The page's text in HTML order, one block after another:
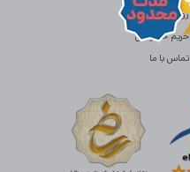
رویه بازگردانی کالا
حریم خصوصی
تماس با ما